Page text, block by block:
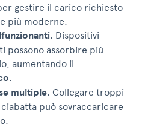
gestire il carico richiesto
più moderne.
. Dispositivi
possono assorbire più
aumentando il
.
multiple. Collegare troppi
ciabatta può sovraccaricare